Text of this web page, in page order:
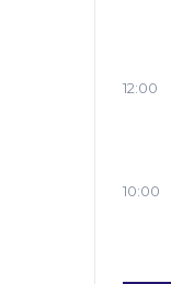
12:00
10:00